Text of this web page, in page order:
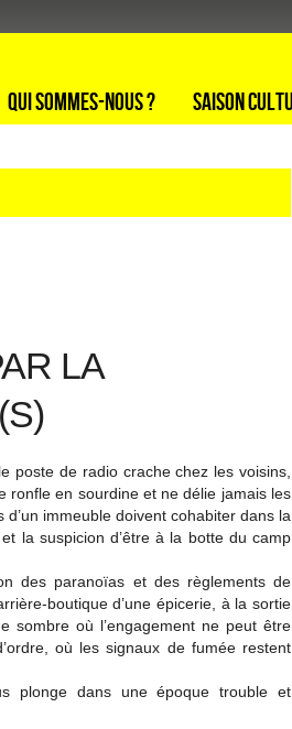
Qui sommes-nous ? Saison
LA
poste de radio crache chez les voisins,
ronfle en sourdine et ne délie jamais les
immeuble doivent cohabiter dans la
la suspicion d’être à la botte du camp
des paranoïas et des règlements de
boutique d’une épicerie, à la sortie
sombre où l’engagement ne peut être
où les signaux de fumée restent
plonge dans une époque trouble et